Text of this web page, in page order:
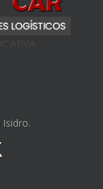
Isidro.